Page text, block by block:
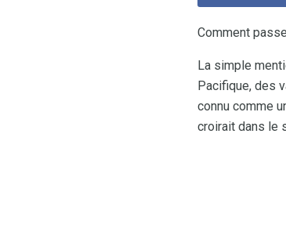
Comment
La simple
Pacifique, des
connu comme
croirait dans le